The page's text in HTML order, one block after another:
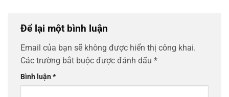
Để lại một bình luận
Email của bạn sẽ không được hiển thị công khai.
Các trường bắt buộc được đánh dấu *
Bình luận*